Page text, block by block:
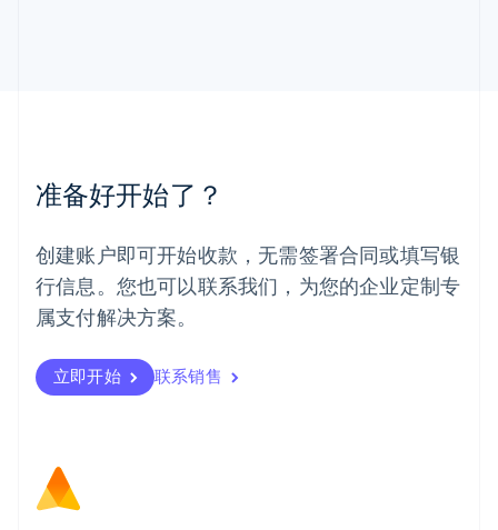
准备好开始了？
创建账户即可开始收款，无需签署合同或填写银
行信息。您也可以联系我们，为您的企业定制专
属支付解决方案。
立即开始 联系销售
挪威
葡萄牙
Português English
日本
日本語English
瑞典
瑞士
DeutschFrançais
English
斯洛文尼亚